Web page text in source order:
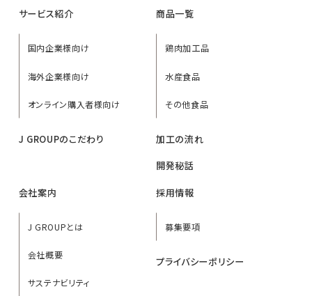
サービス紹介
国内企業様向け
海外企業様向け
オンライン購入者様向け
J GROUPのこだわり
商品一覧
鶏肉加工品
水産食品
その他食品
加工の流れ
開発秘話
会社案内
J GROUPとは
会社概要
サステナビリティ
採用情報
募集要項
プライバシーポリシー